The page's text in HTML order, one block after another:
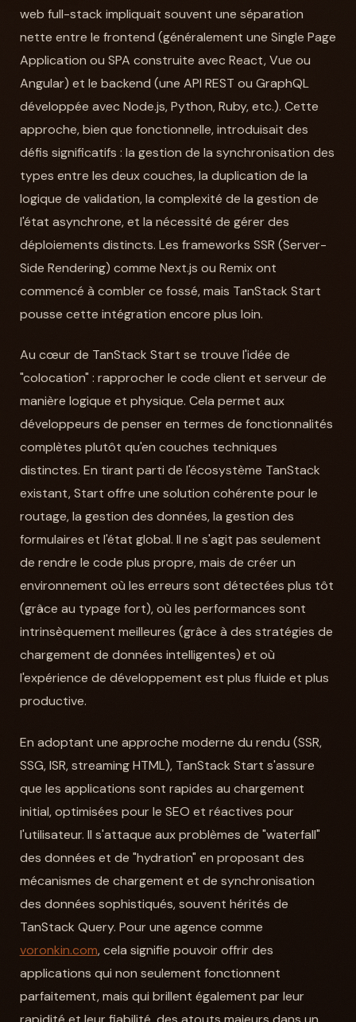
web full-stack impliquait souvent une séparation
nette entre le frontend (généralement une Single Page
Application ou SPA construite avec React, Vue ou
Angular) et le backend (une API REST ou GraphQL
développée avec Node.js, Python, Ruby, etc.). Cette
approche, bien que fonctionnelle, introduisait des
défis significatifs : la gestion de la synchronisation des
types entre les deux couches, la duplication de la
logique de validation, la complexité de la gestion de
l'état asynchrone, et la nécessité de gérer des
déploiements distincts. Les frameworks SSR (Server-
Side Rendering) comme Next.js ou Remix ont
commencé à combler ce fossé, mais TanStack Start
pousse cette intégration encore plus loin.
Au cœur de TanStack Start se trouve l'idée de
"colocation" : rapprocher le code client et serveur de
manière logique et physique. Cela permet aux
développeurs de penser en termes de fonctionnalités
complètes plutôt qu'en couches techniques
distinctes. En tirant parti de l'écosystème TanStack
existant, Start offre une solution cohérente pour le
routage, la gestion des données, la gestion des
formulaires et l'état global. Il ne s'agit pas seulement
de rendre le code plus propre, mais de créer un
environnement où les erreurs sont détectées plus tôt
(grâce au typage fort), où les performances sont
intrinsèquement meilleures (grâce à des stratégies de
chargement de données intelligentes) et où
l'expérience de développement est plus fluide et plus
productive.
En adoptant une approche moderne du rendu (SSR,
SSG, ISR, streaming HTML), TanStack Start s'assure
que les applications sont rapides au chargement
initial, optimisées pour le SEO et réactives pour
l'utilisateur. Il s'attaque aux problèmes de "waterfall"
des données et de "hydration" en proposant des
mécanismes de chargement et de synchronisation
des données sophistiqués, souvent hérités de
TanStack Query. Pour une agence comme
voronkin.com, cela signifie pouvoir offrir des
applications qui non seulement fonctionnent
parfaitement, mais qui brillent également par leur